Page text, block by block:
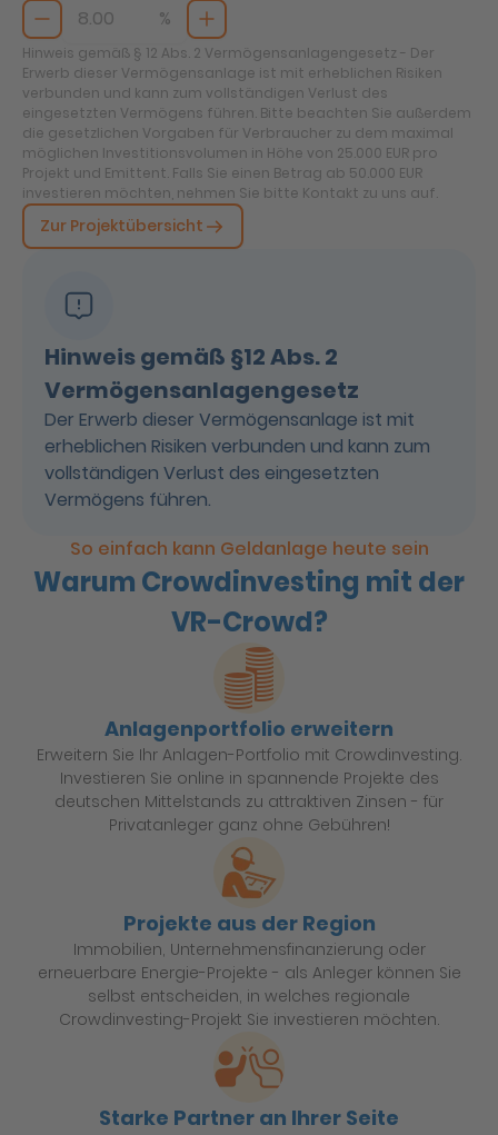
%
Hinweis gemäß § 12 Abs. 2 Vermögensanlagengesetz - Der
Erwerb dieser Vermögensanlage ist mit erheblichen Risiken
verbunden und kann zum vollständigen Verlust des
eingesetzten Vermögens führen. Bitte beachten Sie außerdem
die gesetzlichen Vorgaben für Verbraucher zu dem maximal
möglichen Investitionsvolumen in Höhe von 25.000 EUR pro
Projekt und Emittent. Falls Sie einen Betrag ab 50.000 EUR
investieren möchten, nehmen Sie bitte Kontakt zu uns auf.
Zur Projektübersicht
Hinweis gemäß §12 Abs. 2
Vermögensanlagengesetz
Der Erwerb dieser Vermögensanlage ist mit
erheblichen Risiken verbunden und kann zum
vollständigen Verlust des eingesetzten
Vermögens führen.
So einfach kann Geldanlage heute sein
Warum Crowdinvesting mit der
VR-Crowd?
Anlagenportfolio erweitern
Erweitern Sie Ihr Anlagen-Portfolio mit Crowdinvesting.
Investieren Sie online in spannende Projekte des
deutschen Mittelstands zu attraktiven Zinsen - für
Privatanleger ganz ohne Gebühren!
Projekte aus der Region
Immobilien, Unternehmensfinanzierung oder
erneuerbare Energie-Projekte - als Anleger können Sie
selbst entscheiden, in welches regionale
Crowdinvesting-Projekt Sie investieren möchten.
Starke Partner an Ihrer Seite